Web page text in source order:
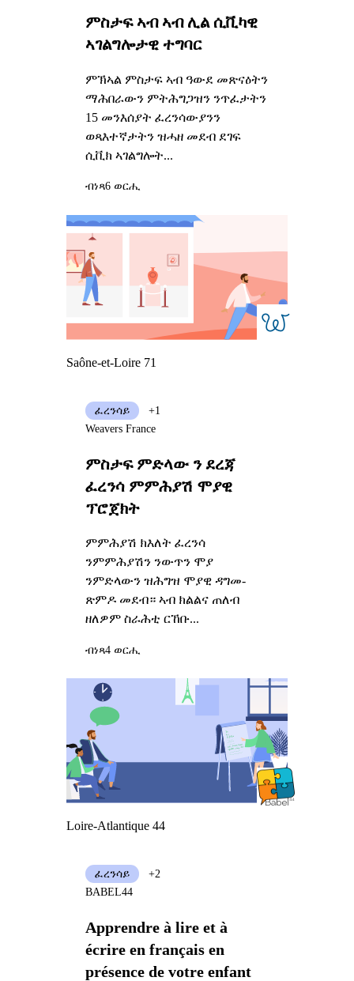
ምስታፍ ኣብ ኣብ ሊል ሲቪካዊ
ኣገልግሎታዊ ተግባር
ምኽኣል ምስታፍ ኣብ ዓውደ መጽናዕትን
ማሕበራውን ምትሕግጋዝን ንጥፈታትን
15 መንእሰያት ፈረንሳውያንን
ወጻእተኛታትን ዝሓዘ መደብ ደገፍ
ሲቪክ ኣገልግሎት...
ብነጻ6 ወርሒ
Saône-et-Loire 71
ምስታፍ ምድላው ን ደረጃ
ፈረንሳ ምምሕያሽ ሞያዊ
ፕሮጀክት
ምምሕያሽ ክእለት ፈረንሳ
ንምምሕያሽን ንውጥን ሞያ
ንምድላውን ዝሕግዝ ሞያዊ ዳግመ-
ጽምዶ መደብ። ኣብ ክልልና ጠለብ
ዘለዎም ስራሕቲ ርኸቡ...
ፈረንሳይ
+1
Weavers France
ብነጻ4 ወርሒ
Loire-Atlantique 44
Apprendre à lire et à
écrire en français en
présence de votre enfant
ፈረንሳይ
+2
BABEL44